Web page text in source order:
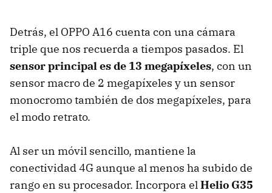
Detrás, el OPPO A16 cuenta con una cámara
triple que nos recuerda a tiempos pasados. El
sensor principal es de 13 megapíxeles, con un
sensor macro de 2 megapíxeles y un sensor
monocromo también de dos megapíxeles, para
el modo retrato.
Al ser un móvil sencillo, mantiene la
conectividad 4G aunque al menos ha subido de
rango en su procesador. Incorpora elHelio G35